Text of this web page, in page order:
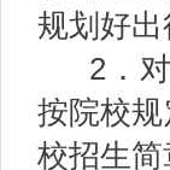
规划好出
2．
按院校
校招生简